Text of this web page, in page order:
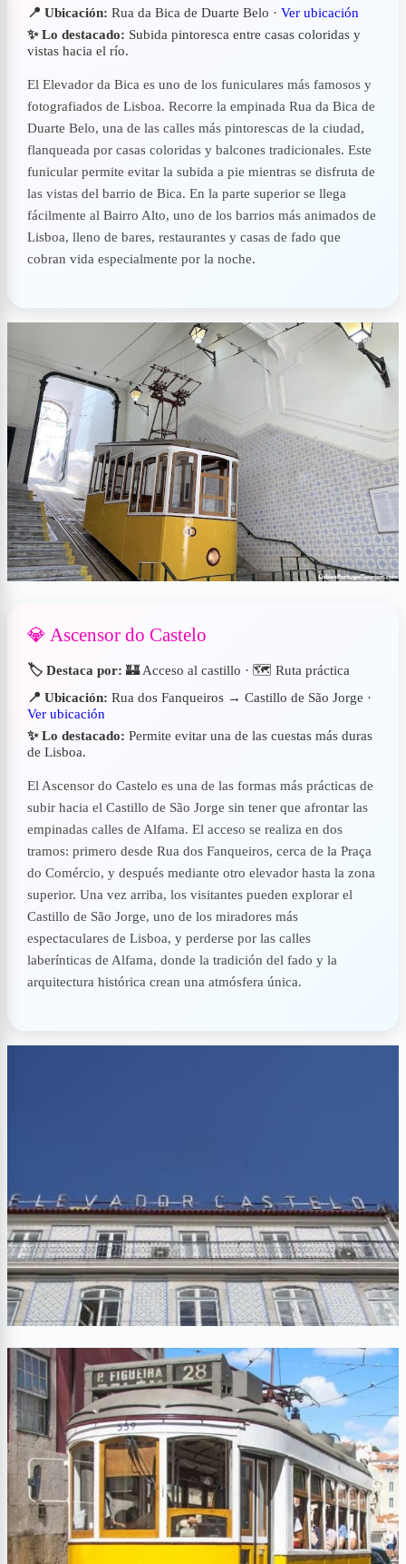
📍 Ubicación: Rua da Bica de Duarte Belo ·Ver ubicación
✨ Lo destacado: Subida pintoresca entre casas coloridas y
vistas hacia el río.
El Elevador da Bica es uno de los funiculares más famosos y
fotografiados de Lisboa. Recorre la empinada Rua da Bica de
Duarte Belo, una de las calles más pintorescas de la ciudad,
flanqueada por casas coloridas y balcones tradicionales. Este
funicular permite evitar la subida a pie mientras se disfruta de
las vistas del barrio de Bica. En la parte superior se llega
fácilmente al Bairro Alto, uno de los barrios más animados de
Lisboa, lleno de bares, restaurantes y casas de fado que
cobran vida especialmente por la noche.
💎 Ascensor do Castelo
🏷️ Destaca por: 🏰 Acceso al castillo · 🗺 Ruta práctica
📍 Ubicación: Rua dos Fanqueiros → Castillo de São Jorge ·
Ver ubicación
✨ Lo destacado: Permite evitar una de las cuestas más duras
de Lisboa.
El Ascensor do Castelo es una de las formas más prácticas de
subir hacia el Castillo de São Jorge sin tener que afrontar las
empinadas calles de Alfama. El acceso se realiza en dos
tramos: primero desde Rua dos Fanqueiros, cerca de la Praça
do Comércio, y después mediante otro elevador hasta la zona
superior. Una vez arriba, los visitantes pueden explorar el
Castillo de São Jorge, uno de los miradores más
espectaculares de Lisboa, y perderse por las calles
laberínticas de Alfama, donde la tradición del fado y la
arquitectura histórica crean una atmósfera única.